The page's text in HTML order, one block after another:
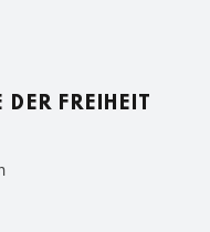
FREIHEIT